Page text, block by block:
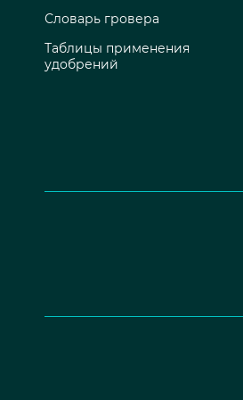
Словарь гровера
Таблицы применения
удобрений